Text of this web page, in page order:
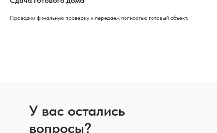
Проводим финальную проверку и передаем полностью готовый объект.
У вас остались
вопросы?